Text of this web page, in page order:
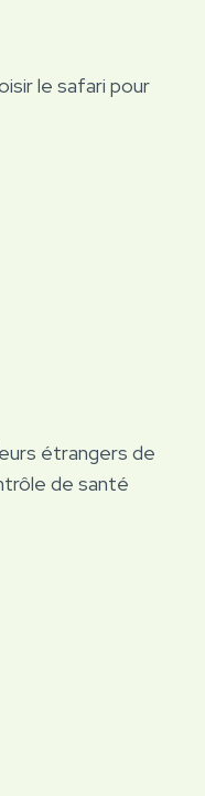
le safari pour
étrangers de
de santé